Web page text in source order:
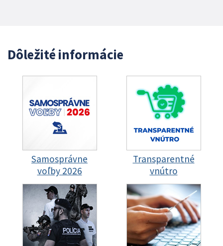
Dôležité informácie
Samosprávne
voľby 2026
Transparentné
vnútro